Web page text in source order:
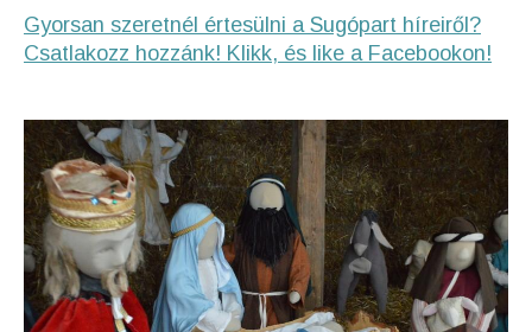
Gyorsan szeretnél értesülni a Sugópart híreiről?
Csatlakozz hozzánk! Klikk, és like a Facebookon!